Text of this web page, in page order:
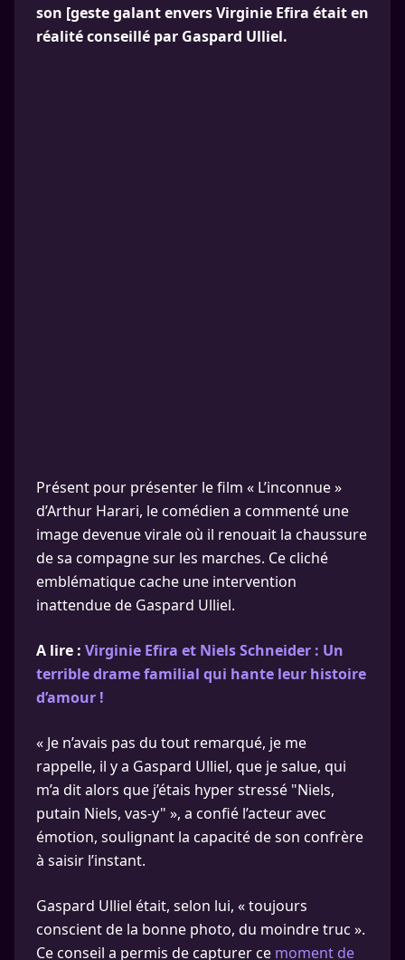
son [geste galant envers Virginie Efira était en
réalité conseillé par Gaspard Ulliel.
Présent pour présenter le film « L’inconnue »
d’Arthur Harari, le comédien a commenté une
image devenue virale où il renouait la chaussure
de sa compagne sur les marches. Ce cliché
emblématique cache une intervention
inattendue de Gaspard Ulliel.
A lire : Virginie Efira et Niels Schneider : Un
terrible drame familial qui hante leur histoire
d’amour !
« Je n’avais pas du tout remarqué, je me
rappelle, il y a Gaspard Ulliel, que je salue, qui
m’a dit alors que j’étais hyper stressé "Niels,
putain Niels, vas-y" », a confié l’acteur avec
émotion, soulignant la capacité de son confrère
à saisir l’instant.
Gaspard Ulliel était, selon lui, « toujours
conscient de la bonne photo, du moindre truc ».
Ce conseil a permis de capturer ce moment de